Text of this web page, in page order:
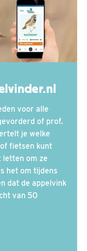
voor alle
of prof.
je welke
fietsen kunt
letten om ze
het om tijdens
dat de appelvink
van 50